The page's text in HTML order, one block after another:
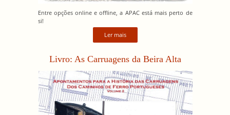
Entre opções online e offline, a APAC está mais perto de
si!
Ler mais
Livro: As Carruagens da Beira Alta